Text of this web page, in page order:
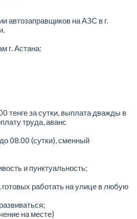
автозаправщиков на АЗС в г.
г. Астана:
тенге за сутки, выплата дважды в
труда, аванс
08.00 (сутки), сменный
и пунктуальность;
работать на улице в любую
на месте)